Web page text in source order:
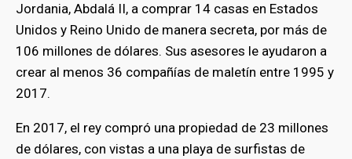
Jordania, Abdalá II, a comprar 14 casas en Estados
Unidos y Reino Unido de manera secreta, por más de
106 millones de dólares. Sus asesores le ayudaron a
crear al menos 36 compañías de maletín entre 1995 y
2017.
En 2017, el rey compró una propiedad de 23 millones
de dólares, con vistas a una playa de surfistas de